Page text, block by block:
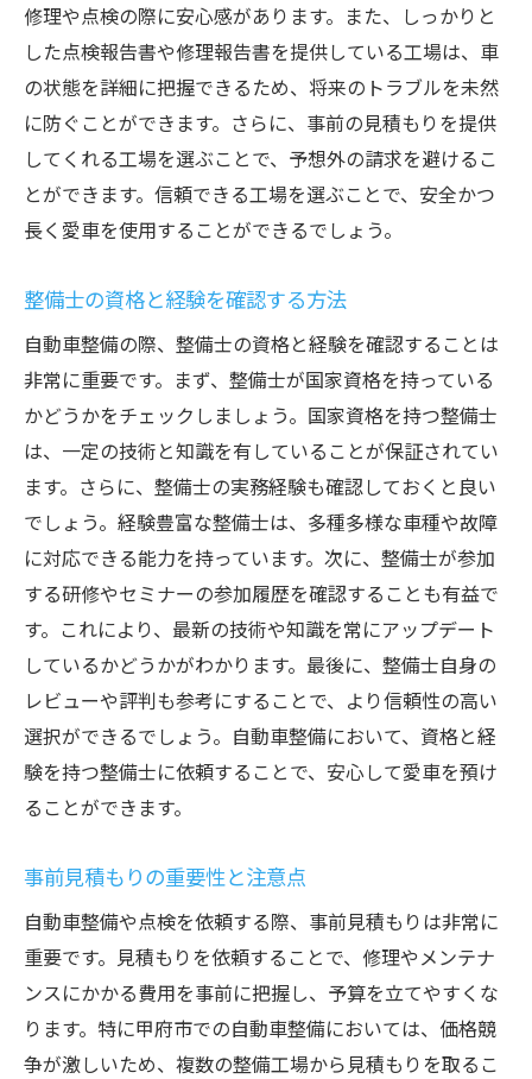
甲府市のドライバーが知っておくべき自動車点
検の基本
法定点検の内容と重要性
定期点検と法定点検の違い
点検項目とそのチェック方法
異音や異常を感じた時の対処法
点検記録の管理と活用
自動車整備で長く愛車を使うための秘訣
定期的なオイル交換の重要性
バッテリーの寿命を延ばす方法
タイヤの寿命を最大化するメンテナンス
エアフィルターと燃料フィルターの交換時
期
冷却システムのメンテナンス
車内の清潔を保つためのヒント
甲府市でおすすめの自動車点検サービスとは
地元で評判の整備工場紹介
点検サービスの内容と費用
出張点検サービスのメリット
緊急時の対応が迅速なサービス
顧客サポートが充実した工場
自動車メンテナンスの重要性を再確認し安全運
メンテナンス不足によるリスク
適切なメンテナンススケジュールの立て方
修理や点検の際に安心感があります。また、しっかりと
した点検報告書や修理報告書を提供している工場は、車
の状態を詳細に把握できるため、将来のトラブルを未然
に防ぐことができます。さらに、事前の見積もりを提供
してくれる工場を選ぶことで、予想外の請求を避けるこ
とができます。信頼できる工場を選ぶことで、安全かつ
長く愛車を使用することができるでしょう。
整備士の資格と経験を確認する方法
自動車整備の際、整備士の資格と経験を確認することは
非常に重要です。まず、整備士が国家資格を持っている
かどうかをチェックしましょう。国家資格を持つ整備士
は、一定の技術と知識を有していることが保証されてい
ます。さらに、整備士の実務経験も確認しておくと良い
でしょう。経験豊富な整備士は、多種多様な車種や故障
に対応できる能力を持っています。次に、整備士が参加
する研修やセミナーの参加履歴を確認することも有益で
す。これにより、最新の技術や知識を常にアップデート
しているかどうかがわかります。最後に、整備士自身の
レビューや評判も参考にすることで、より信頼性の高い
選択ができるでしょう。自動車整備において、資格と経
験を持つ整備士に依頼することで、安心して愛車を預け
ることができます。
事前見積もりの重要性と注意点
自動車整備や点検を依頼する際、事前見積もりは非常に
重要です。見積もりを依頼することで、修理やメンテナ
ンスにかかる費用を事前に把握し、予算を立てやすくな
ります。特に甲府市での自動車整備においては、価格競
争が激しいため、複数の整備工場から見積もりを取るこ